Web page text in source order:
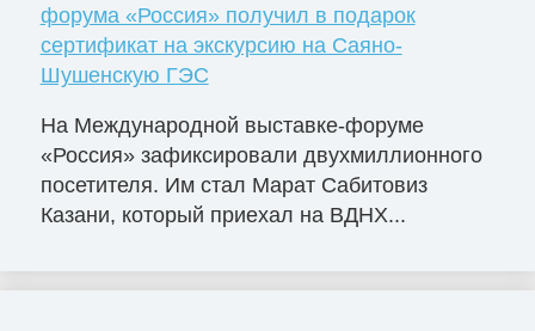
форума «Россия» получил в подарок
сертификат на экскурсию на Саяно-
Шушенскую ГЭС
На Международной выставке-форуме
«Россия» зафиксировали двухмиллионного
посетителя. Им стал Марат Сабитовиз
Казани, который приехал на ВДНХ...